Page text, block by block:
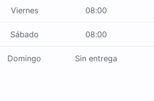
Viernes 08:00
Sábado 08:00
Domingo Sin entrega